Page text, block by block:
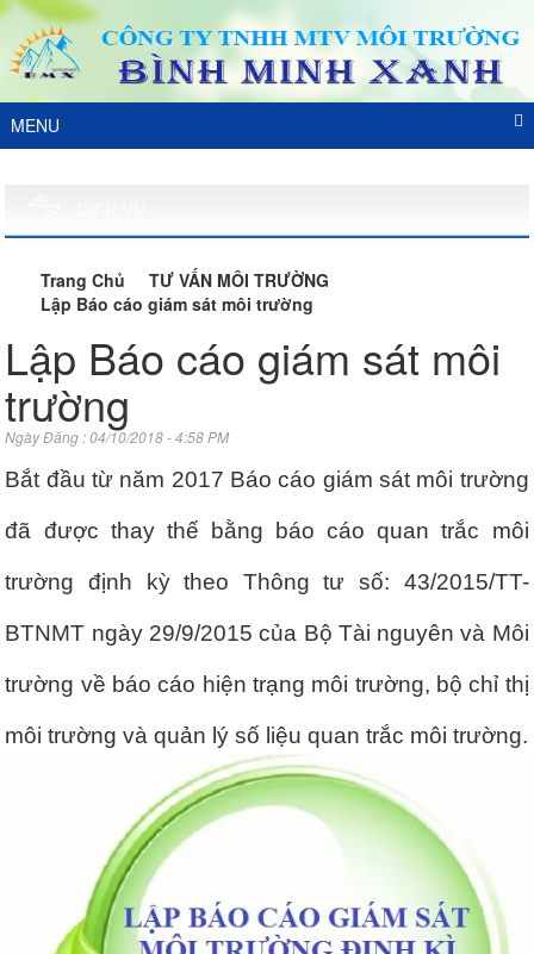
MENU
Trang Chủ
TƯ VẤN MÔI TRƯỜNG
Lập Báo cáo giám sát môi trường
Lập Báo cáo giám sát môi
trường
Ngày Đăng : 04/10/2018 - 4:58 PM
Bắt đầu từ năm 2017 Báo cáo giám sát môi trường
đã được thay thế bằng báo cáo quan trắc môi
trường định kỳ theo Thông tư số: 43/2015/TT-
BTNMT ngày 29/9/2015 của Bộ Tài nguyên và Môi
trường về báo cáo hiện trạng môi trường, bộ chỉ thị
môi trường và quản lý số liệu quan trắc môi trường.